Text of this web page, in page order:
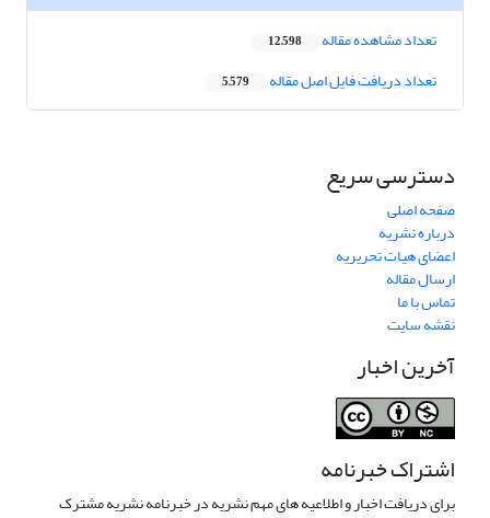
تعداد مشاهده مقاله 12,598
تعداد دریافت فایل اصل مقاله 5,579
دسترسی سریع
صفحه اصلی
درباره نشریه
اعضای هیات تحریریه
ارسال مقاله
تماس با ما
نقشه سایت
آخرین اخبار
اشتراک خبرنامه
برای دریافت اخبار و اطلاعیه های مهم نشریه در خبرنامه نشریه مشترک